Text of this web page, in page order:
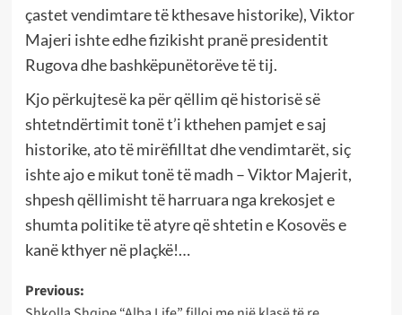
çastet vendimtare të kthesave historike), Viktor
Majeri ishte edhe fizikisht pranë presidentit
Rugova dhe bashkëpunëtorëve të tij.
Kjo përkujtesë ka për qëllim që historisë së
shtetndërtimit tonë t’i kthehen pamjet e saj
historike, ato të mirëfilltat dhe vendimtarët, siç
ishte ajo e mikut tonë të madh – Viktor Majerit,
shpesh qëllimisht të harruara nga krekosjet e
shumta politike të atyre që shtetin e Kosovës e
kanë kthyer në plaçkë!…
Post
Previous: